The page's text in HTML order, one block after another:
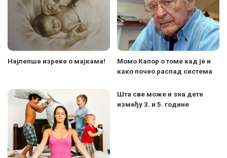
Најлепше изреке о мајкама!
Момо Капор о томе кад је и
како почео распад система
Шта све може и зна дете
између 3. и 5. године